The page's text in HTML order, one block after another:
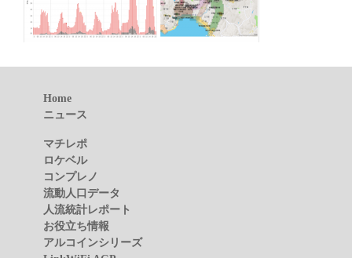
Home
ニュース
マチレポ
ロケベル
コンプレノ
流動人口データ
人流統計レポート
お役立ち情報
アルコインシリーズ